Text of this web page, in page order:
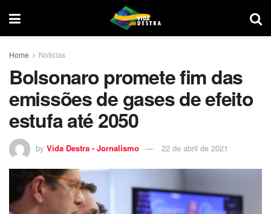
Home Noticias
Bolsonaro promete fim das
emissões de gases de efeito
estufa até 2050
by Vida Destra - Jornalismo 22 de abril de 2021